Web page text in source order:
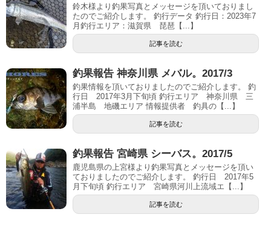
鈴木様より釣果写真とメッセージを頂いておりまし
たのでご紹介します。 釣行データ 釣行日：2023年7
月釣行エリア：滋賀県 琵琶【...】
記事を読む
釣果報告 神奈川県 メバル。2017/3
釣果情報を頂いておりましたのでご紹介します。 釣
行日 2017年3月下旬頃 釣行エリア 神奈川県 三
浦半島 地磯エリア 情報提供者 釣具の【...】
記事を読む
釣果報告 宮崎県 シーバス。2017/5
鹿児島県の上宮様より釣果写真とメッセージを頂い
ておりましたのでご紹介します。 釣行日 2017年5
月下旬頃 釣行エリア 宮崎県河川上流域エ【...】
記事を読む